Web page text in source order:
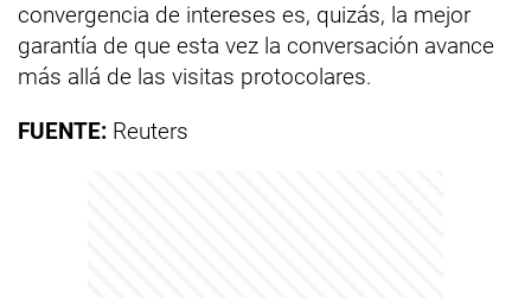
convergencia de intereses es, quizás, la mejor
garantía de que esta vez la conversación avance
más allá de las visitas protocolares.
FUENTE: Reuters